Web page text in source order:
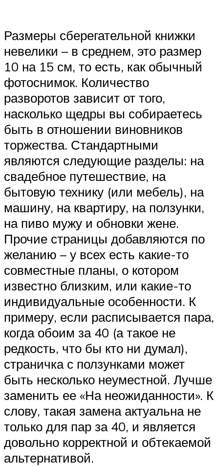
Размеры сберегательной книжки
невелики – в среднем, это размер
10 на 15 см, то есть, как обычный
фотоснимок. Количество
разворотов зависит от того,
насколько щедры вы собираетесь
быть в отношении виновников
торжества. Стандартными
являются следующие разделы: на
свадебное путешествие, на
бытовую технику (или мебель), на
машину, на квартиру, на ползунки,
на пиво мужу и обновки жене.
Прочие страницы добавляются по
желанию – у всех есть какие-то
совместные планы, о котором
известно близким, или какие-то
индивидуальные особенности. К
примеру, если расписывается пара,
когда обоим за 40 (а такое не
редкость, что бы кто ни думал),
страничка с ползунками может
быть несколько неуместной. Лучше
заменить ее «На неожиданности». К
слову, такая замена актуальна не
только для пар за 40, и является
довольно корректной и обтекаемой
альтернативой.